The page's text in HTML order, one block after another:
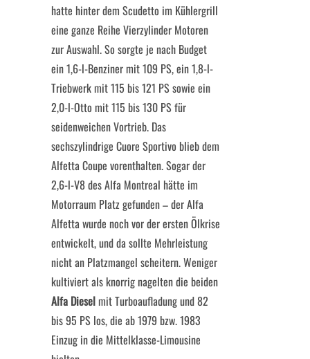
hatte hinter dem Scudetto im Kühlergrill
eine ganze Reihe Vierzylinder Motoren
zur Auswahl. So sorgte je nach Budget
ein 1,6-l-Benziner mit 109 PS, ein 1,8-l-
Triebwerk mit 115 bis 121 PS sowie ein
2,0-l-Otto mit 115 bis 130 PS für
seidenweichen Vortrieb. Das
sechszylindrige Cuore Sportivo blieb dem
Alfetta Coupe vorenthalten. Sogar der
2,6-l-V8 des Alfa Montreal hätte im
Motorraum Platz gefunden – der Alfa
Alfetta wurde noch vor der ersten Ölkrise
entwickelt, und da sollte Mehrleistung
nicht an Platzmangel scheitern. Weniger
kultiviert als knorrig nagelten die beiden
Alfa Dieselmit Turboaufladung und 82
bis 95 PS los, die ab 1979 bzw. 1983
Einzug in die Mittelklasse-Limousine